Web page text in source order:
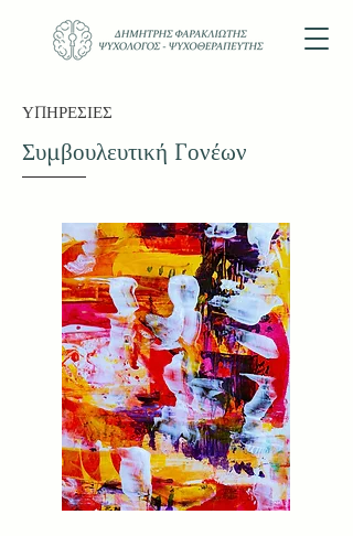
ΥΠΗΡΕΣΙΕΣ
Συμβουλευτική Γονέων